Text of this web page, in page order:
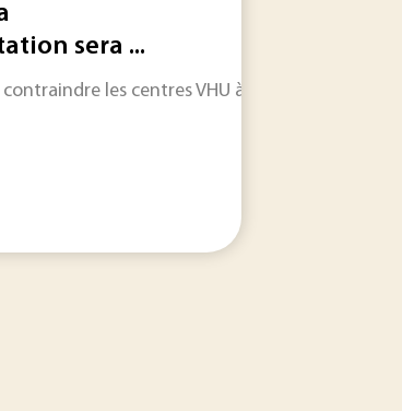
devient centrale dans les stratégies
également le secteur automobile. De
sera ...
contraindre les centres VHU à contractualiser